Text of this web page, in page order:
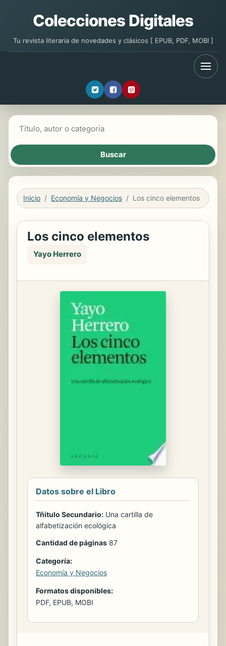
Colecciones Digitales
Tu revista literaria de novedades y clásicos [ EPUB, PDF, MOBI ]
Inicio Economía y Negocios Los cinco elementos
Los cinco elementos
Yayo Herrero
Datos sobre el Libro
Tñitulo Secundario: Una cartilla de
alfabetización ecológica
Cantidad de páginas 87
Categoría:
Economía y Negocios
Formatos disponibles:
PDF, EPUB, MOBI